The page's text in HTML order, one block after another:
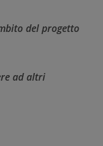
del progetto
ad altri